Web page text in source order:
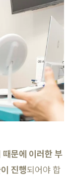
문에 이러한 부
진행되어야 합